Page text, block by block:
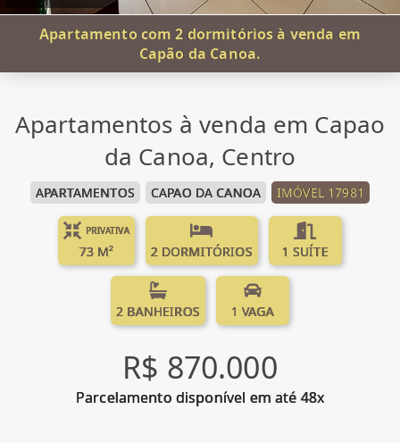
Apartamento com 2 dormitórios à venda em
Capão da Canoa.
Apartamentos à venda em Capao
da Canoa, Centro
APARTAMENTOS CAPAO DA CANOA IMÓVEL 17981
PRIVATIVA
73 M² 2 DORMITÓRIOS 1 SUÍTE
2 BANHEIROS 1 VAGA
R$ 870.000
Parcelamento disponível em até 48x